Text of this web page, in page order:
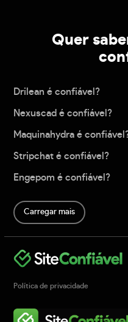
Quer
Drilean é confiável?
Nexuscad é confiável?
Maquinahydra é
Stripchat é confiável?
Engepom é confiável?
Carregar mais
Política de privacidade